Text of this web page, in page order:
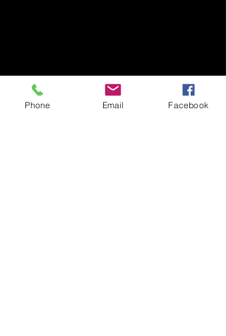
Phone Email Facebook